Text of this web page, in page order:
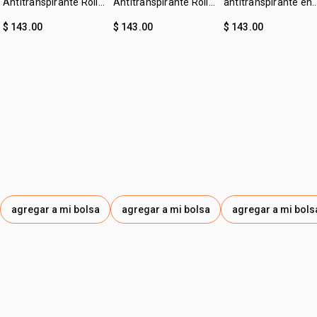
Uniforme
$ 143.00
agregar a mi bolsa
Limón y Menta
$ 143.00
agregar a mi bolsa
algodón Tododia
$ 143.00
agregar a mi